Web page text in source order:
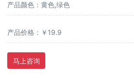
产品颜色：黄色,绿色
产品价格：￥19.9
马上咨询